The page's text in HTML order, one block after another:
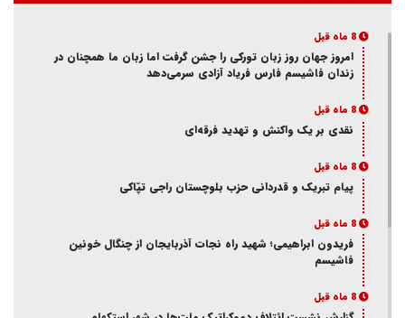
8 ماه قبل
امروز جهان روز زبان تورکی را جشن گرفت اما زبان ما همچنان در
زندان فاشیسم فارس فریاد آزادی سر‌می‌دهد
8 ماه قبل
نقدی بر یک واکنش و‌ تهدید فرقه‌ای
8 ماه قبل
پیام تبریک و قدردانی حزب بلوچستان راجی تپّاکی
8 ماه قبل
فریدون ابراهیمی؛ شهید راه نجات آذربایجان از چنگال خونین
فاشیسم
8 ماه قبل